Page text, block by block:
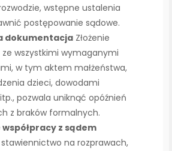
wstępne ustalenia
postępowanie sądowe.
dokumentacja Złożenie
ze wszystkimi wymaganymi
w tym aktem małżeństwa,
dzieci, dowodami
pozwala uniknąć opóźnień
z braków formalnych.
współpracy z sądem
na rozprawach,